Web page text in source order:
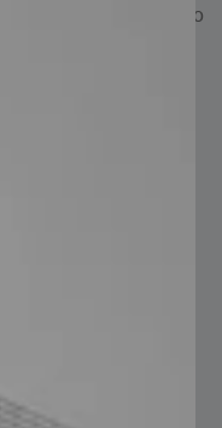
desgaste al paso
que no tienen
un ahorro en
de varios
Servicio
en la
puentes, viaductos,
de